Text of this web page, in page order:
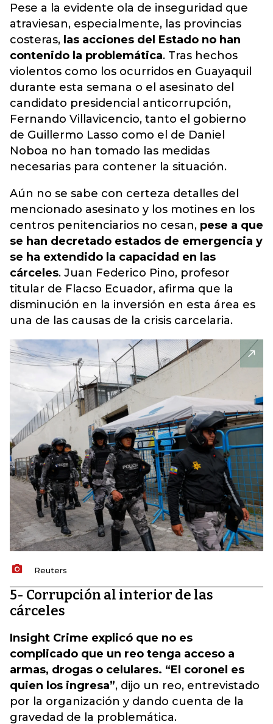
Pese a la evidente ola de inseguridad que
atraviesan, especialmente, las provincias
costeras, las acciones del Estado no han
contenido la problemática. Tras hechos
violentos como los ocurridos en Guayaquil
durante esta semana o el asesinato del
candidato presidencial anticorrupción,
Fernando Villavicencio, tanto el gobierno
de Guillermo Lasso como el de Daniel
Noboa no han tomado las medidas
necesarias para contener la situación.
Aún no se sabe con certeza detalles del
mencionado asesinato y los motines en los
centros penitenciarios no cesan, pese a que
se han decretado estados de emergencia y
se ha extendido la capacidad en las
cárceles. Juan Federico Pino, profesor
titular de Flacso Ecuador, afirma que la
disminución en la inversión en esta área es
una de las causas de la crisis carcelaria.
Reuters
5- Corrupción al interior de las
cárceles
Insight Crime explicó que no es
complicado que un reo tenga acceso a
armas, drogas o celulares. “El coronel es
quien los ingresa”, dijo un reo, entrevistado
por la organización y dando cuenta de la
gravedad de la problemática.